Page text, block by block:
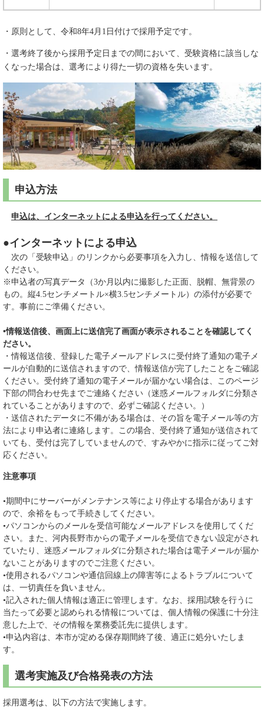
・原則として、令和8年4月1日付けで採用予定です。
・選考終了後から採用予定日までの間において、受験資格に該当しな
くなった場合は、選考により得た一切の資格を失います。
申込方法
申込は、インターネットによる申込を行ってください。
●インターネットによる申込
次の「受験申込」のリンクから必要事項を入力し、情報を送信して
ください。
※申込者の写真データ（3か月以内に撮影した正面、脱帽、無背景の
もの。縦4.5センチメートル×横3.5センチメートル）の添付が必要で
す。事前にご準備ください。
•情報送信後、画面上に送信完了画面が表示されることを確認してく
ださい。
・情報送信後、登録した電子メールアドレスに受付終了通知の電子メ
ールが自動的に送信されますので、情報送信が完了したことをご確認
ください。受付終了通知の電子メールが届かない場合は、このページ
下部の問合わせ先までご連絡ください（迷惑メールフォルダに分類さ
れていることがありますので、必ずご確認ください。）
・送信されたデータに不備がある場合は、その旨を電子メール等の方
法により申込者に連絡します。この場合、受付終了通知が送信されて
いても、受付は完了していませんので、すみやかに指示に従ってご対
応ください。
注意事項
•期間中にサーバーがメンテナンス等により停止する場合があります
ので、余裕をもって手続きしてください。
•パソコンからのメールを受信可能なメールアドレスを使用してくだ
さい。また、河内長野市からの電子メールを受信できない設定がされ
ていたり、迷惑メールフォルダに分類された場合は電子メールが届か
ないことがありますのでご注意ください。
•使用されるパソコンや通信回線上の障害等によるトラブルについて
は、一切責任を負いません。
•記入された個人情報は適正に管理します。なお、採用試験を行うに
当たって必要と認められる情報については、個人情報の保護に十分注
意した上で、その情報を業務委託先に提供します。
•申込内容は、本市が定める保存期間終了後、適正に処分いたしま
す。
選考実施及び合格発表の方法
採用選考は、以下の方法で実施します。